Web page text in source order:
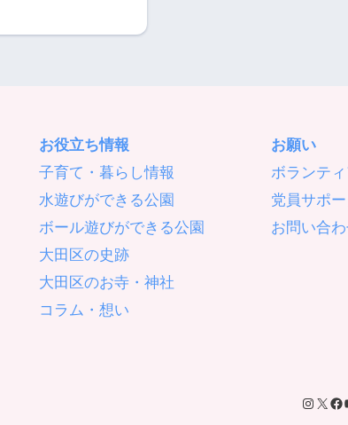
お役立ち情報
子育て・暮らし情報
水遊びができる公園
ボール遊びができる公園
大田区の史跡
大田区のお寺・神社
コラム・想い
お願い
ボランテ
党員サポ
お問い合